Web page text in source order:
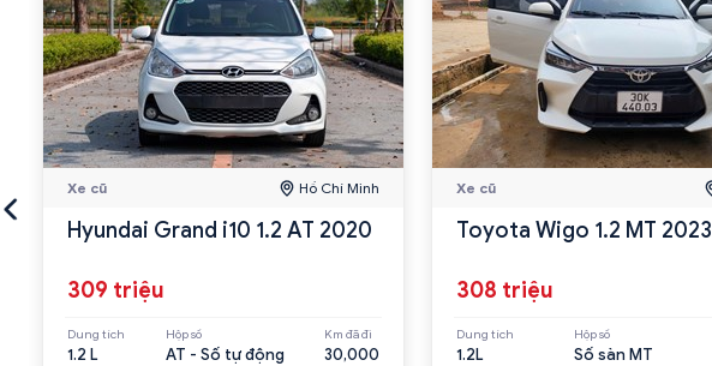
Xe cũ Hồ Chí Minh
Hyundai Grand i10 1.2 AT 2020
309 triệu
Dung tích
1.2 L
Hộp số
AT - Số tự động
Km đã đi
30,000
Xe cũ
Toyota Wigo 1.2 MT 2023
308 triệu
Dung tích
1.2L
Hộp số
Số sàn MT